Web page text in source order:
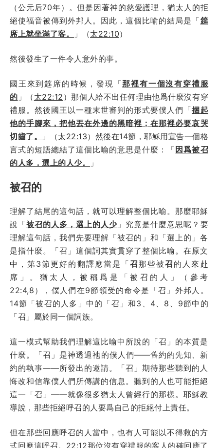
（公元后70年）。但是因著神的慈愛護理，猶太人的拒
絕使福音被傳到外邦人。因此，這個比喻的結局是「筵
席上就坐滿了客。
」（太22:10）
然後發生了一件令人意外的事。
國王來到筵席的時候，發現「那裡有一個沒有穿禮服
的 」（ 太22:12 ）那個人給不出任何理由他爲什麼沒有穿
禮服。然後國王以一種末世審判的形式要僕人們「捆起
他的手腳來，把他丟在外邊的黑暗裡；在那裡必要哀哭
切齒了。
」（太22:13）然後在14節，耶穌用宣告一個格
言式的短語總結了這個比喻的意思是什麼：「因爲被召
的人多，選上的人少。
」
被召的
理解了結尾的這句話，就可以理解整個比喻。那麼耶穌
說「被召的人多，選上的人少 」究竟是什麼意思呢？要
理解這句話，我們先要理解「被召的」和「選上的」各
是指什麼。「召」這個詞其實貫穿了整個比喻。在原文
中，第3節更好的翻譯應當是「召那些被召 的人來赴
席」。猶太人，被稱爲是「被召的人」（參考
22:4,8），僕人們在9節領受的命令是「召」外邦人。
14節「被召的人多」中的「召」和3、4、8、9節中的
「召」屬於同一個詞族。
這一模式幫助我們理解這比喻中所說的「召」的本質是
什麼。「召」是神透過祂的僕人們——舊約的先知、新
約的執事——所發出的邀請。「召」期待那些聽到的人
悔改和信靠僕人們所傳講的信息。聽到的人也可能拒絕
這一「召」——就像很多猶太人曾經行的那樣。耶穌教
導說，那些拒絕呼召的人要爲自己的拒絕付上責任。
但在那些回應呼召的人當中，也有人可能以不得救的方
式回應這呼召。22:12那位沒有穿禮服的客人的確回應了